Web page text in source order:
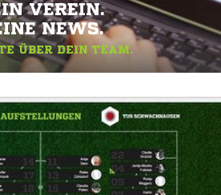
VEREIN.
NEWS.
ÜBER DEIN TEAM.